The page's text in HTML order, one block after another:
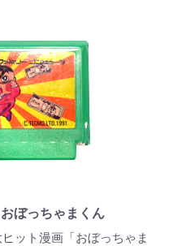
ぼっちゃまくん
ット漫画「おぼっちゃま